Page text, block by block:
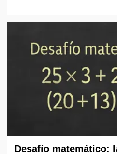
Desafío matemático: